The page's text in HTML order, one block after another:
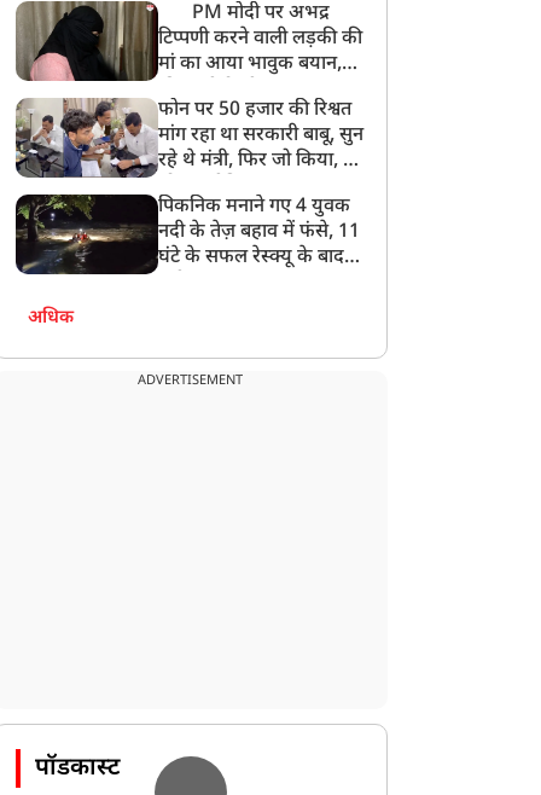
PM मोदी पर अभद्र
टिप्पणी करने वाली लड़की की
मां का आया भावुक बयान,
बेटी को गोद लें प्रधानमंत्री
फोन पर 50 हजार की रिश्वत
मांग रहा था सरकारी बाबू, सुन
रहे थे मंत्री, फिर जो किया, वो
पिकनिक मनाने गए 4 युवक
नदी के तेज़ बहाव में फंसे, 11
घंटे के सफल रेस्क्यू के बाद
अधिक
ADVERTISEMENT
पॉडकास्ट